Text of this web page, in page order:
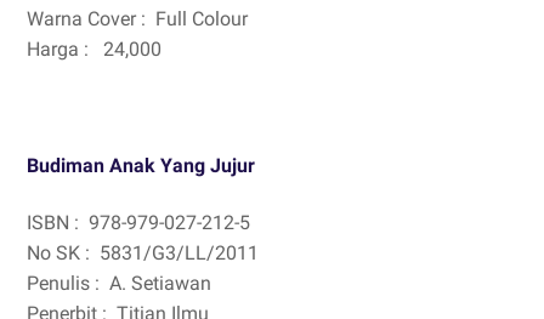
Warna Cover : Full Colour
Harga :
24,000
Budiman Anak Yang Jujur
ISBN : 978-979-027-212-5
No SK : 5831/G3/LL/2011
Penulis : A. Setiawan
Penerbit : Titian Ilmu